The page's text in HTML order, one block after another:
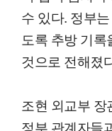
수 있다. 정부
도록 추방 기
것으로 전해졌
조현 외교부
정부 관계자들